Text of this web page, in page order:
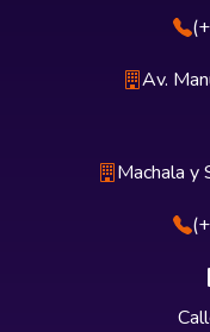
Av.
Machala y